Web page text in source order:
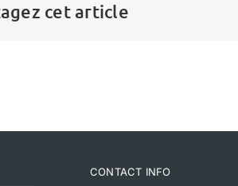
cet article
CONTACT INFO